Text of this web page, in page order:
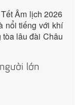
Âm lịch 2026
nổi tiếng với khí
tòa lâu đài Châu
lớn